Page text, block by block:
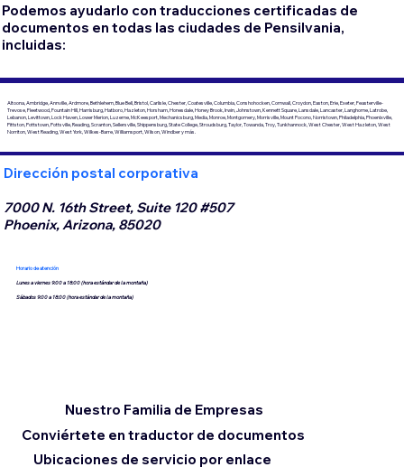
Podemos ayudarlo con traducciones certificadas de
documentos en todas las ciudades de Pensilvania,
incluidas:
Altoona, Ambridge, Annville, Ardmore, Bethlehem, Blue Bell, Bristol, Carlisle, Chester, Coatesville, Columbia, Conshohocken, Cornwall, Croydon, Easton, Erie, Exeter, Feasterville-
Trevose, Fleetwood, Fountain Hill, Harrisburg, Hatboro, Hazleton, Horsham, Honesdale, Honey Brook, Irwin, Johnstown, Kennett Square, Lansdale, Lancaster, Langhorne, Latrobe,
Lebanon, Levittown, Lock Haven, Lower Merion, Luzerne, McKeesport, Mechanicsburg, Media, Monroe, Montgomery, Morrisville, Mount Pocono, Norristown, Philadelphia, Phoenixville,
Pittston, Pottstown, Pottsville, Reading, Scranton, Sellersville, Shippensburg, State College, Stroudsburg, Taylor, Towanda, Troy, Tunkhannock, West Chester, West Hazleton, West
Norriton, West Reading, West York, Wilkes-Barre, Williamsport, Wilson, Windber y más.
Dirección postal corporativa
7000 N. 16th Street, Suite 120 #507
Phoenix, Arizona, 85020
Horario de atención
Lunes a viernes 9:00 a 18:00 (hora estándar de la montaña)
Sábados 9:00 a 18:00 (hora estándar de la montaña)
Conviértete en traductor de documentos
Ubicaciones de servicio por enlace
Nuestro Familia de Empresas